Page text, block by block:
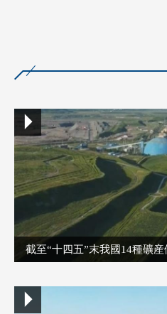
截至“十四五”末我國14種礦